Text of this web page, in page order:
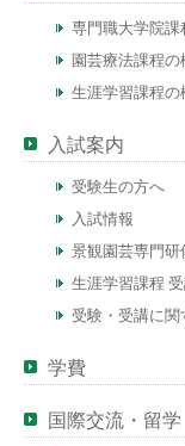
専門職大学院課
園芸療法課程の
生涯学習課程の
入試案内
受験生の方へ
入試情報
景観園芸専門
生涯学習課程
受験・受講に
学費
国際交流・留学